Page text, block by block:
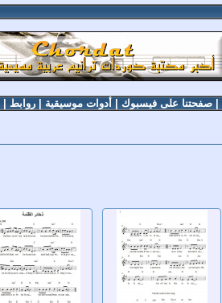
|صفحتنا على فيسبوك أدوات موسيقية |روابط